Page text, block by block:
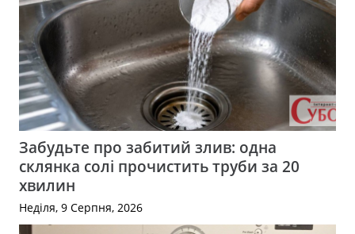
Забудьте про забитий злив: одна
склянка солі прочистить труби за 20
хвилин
Неділя, 9 Серпня, 2026